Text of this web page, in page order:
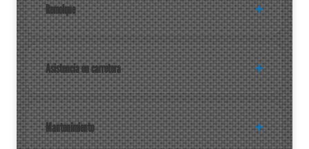
Remolque
Asistencia en carretera
Mantenimiento